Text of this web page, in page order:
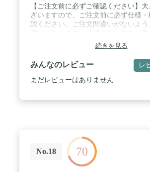
【ご注文前に必ずご確認ください】
ざいますので、ご注文前に必ず仕様
認ください。ご注文間違いがないよ
ーカーへお問い合わせください。 設
業の可否は出品者によって異なります
出品者が多いため、ご注文前に必ず
いたします。また、通常は玄関口での
ますが、運送会社は階段を使った搬入
源：単相200V / 室内機の外形寸法(高
295×798×239mm / 室外機の外形寸法(
行)：551×780×289mm(室外機寸法には
ー部、グリル部、脚部などの寸法が含
続きを見る
みんなのレビュー レ
まだレビューはありません
No.18 70